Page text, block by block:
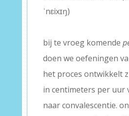
ˈnɛixɪŋ)
bij te vroeg komende
doen we oefeningen
het proces ontwikkelt
in centimeters per uur
naar convalescentie.